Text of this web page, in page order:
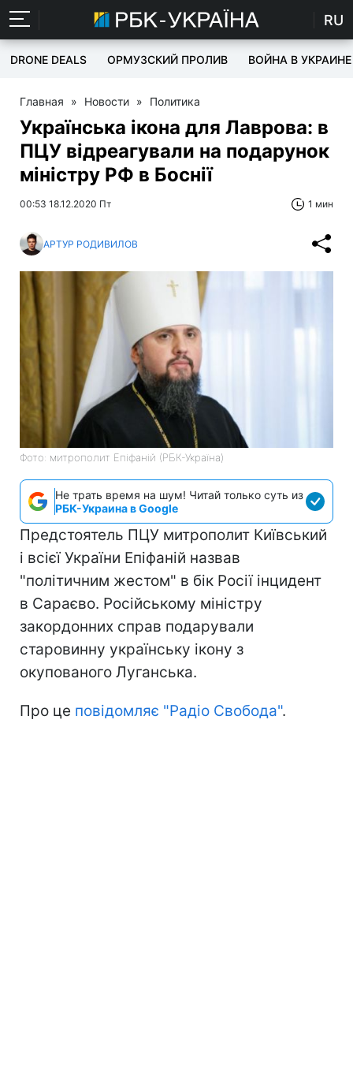
RU
DRONE DEALS ОРМУЗСКИЙ ПРОЛИВ ВОЙНА В УКРАИНЕ
Главная » Новости » Политика
Українська ікона для Лаврова: в
ПЦУ відреагували на подарунок
міністру РФ в Боснії
00:53 18.12.2020 Пт 1 мин
АРТУР РОДИВИЛОВ
Фото: митрополит Епіфаній (РБК-Україна)
Не трать время на шум! Читай только суть из
РБК-Украина в Google
Предстоятель ПЦУ митрополит Київський
і всієї України Епіфаній назвав
"політичним жестом" в бік Росії інцидент
в Сараєво. Російському міністру
закордонних справ подарували
старовинну українську ікону з
окупованого Луганська.
Про це повідомляє "Радіо Свобода".